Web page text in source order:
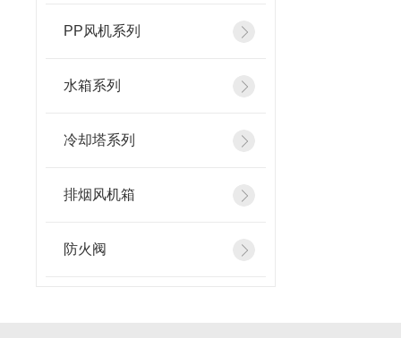
PP风机系列
水箱系列
冷却塔系列
排烟风机箱
防火阀